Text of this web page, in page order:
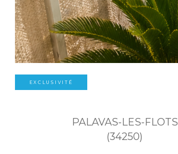
EXCLUSIVITÉ
PALAVAS-LES-FLOTS
(34250)